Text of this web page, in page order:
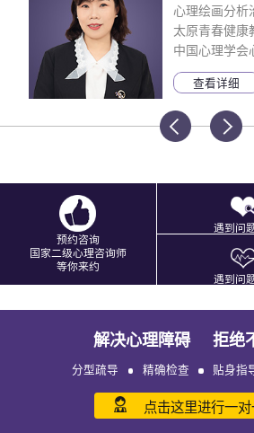
心理绘画分析
太原青春健康
中国心理学会
查看详细
预约咨询
国家二级心理咨询师
等你来约
遇到问
遇到问
解决心理障碍 拒绝
分型疏导 精确检查 贴身指
点击这里进行一